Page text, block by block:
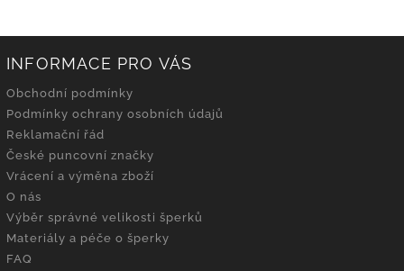
INFORMACE PRO VÁS
Obchodní podmínky
Podmínky ochrany osobních údajů
Reklamační řád
České puncovní značky
Vrácení a výměna zboží
O nás
Výběr správné velikosti šperků
Materiály a péče o šperky
FAQ